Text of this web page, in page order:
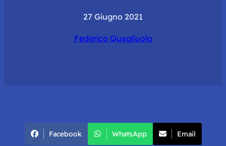
27 Giugno 2021
Federico Quagliuolo
Facebook WhatsApp Email